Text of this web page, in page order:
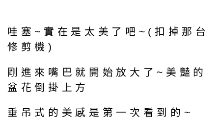
哇塞~實在是太美了吧~(扣掉那台
修剪機)
剛進來嘴巴就開始放大了~美豔的
盆花倒掛上方
垂吊式的美感是第一次看到的~